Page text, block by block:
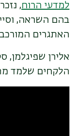
למדעי הרוח,
בהם השראה,
האתגרים
אלירן שפיגלמן,
הלקחים שלמד